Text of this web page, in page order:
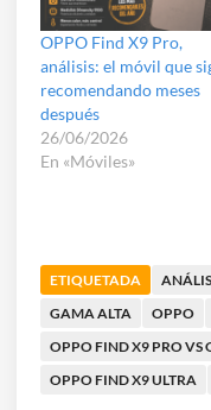
OPPO Find X9 Pro,
análisis: el móvil que
recomendando meses
después
26/06/2026
En «Móviles»
ETIQUETADA
GAMA ALTA
OPPO
OPPO FIND X9 PRO VS
OPPO FIND X9 ULTRA